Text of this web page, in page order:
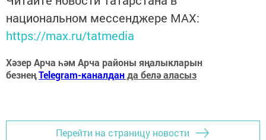
национальном мессенджере MАХ:
https://max.ru/tatmedia
Хәзер Арча һәм Арча районы яңалыкларын
безнеңTelegram-каналданда белә аласыз
Перейти на страницу новости